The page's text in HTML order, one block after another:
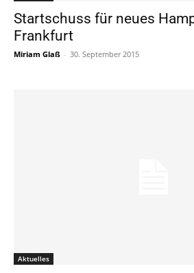
Startschuss für neues
Frankfurt
Miriam Glaß - 30. September 2015
Aktuelles